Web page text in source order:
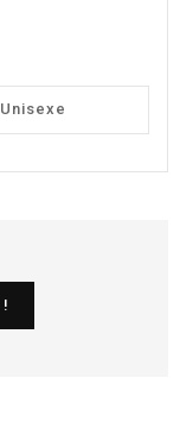
Unisexe